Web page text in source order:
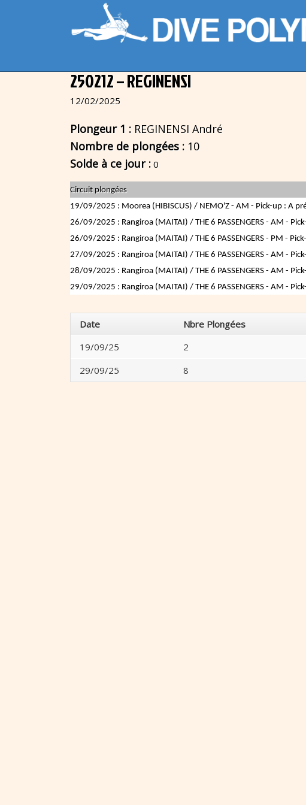
250212 – REGINENSI
12/02/2025
Plongeur 1 : REGINENSI André
Nombre de plongées : 10
Solde à ce jour : 0
Circuit plongées
19/09/2025 : Moorea (HIBISCUS) / NEMO'Z - AM - Pick-up : A
26/09/2025 : Rangiroa (MAITAI) / THE 6 PASSENGERS - AM -
26/09/2025 : Rangiroa (MAITAI) / THE 6 PASSENGERS - PM -
27/09/2025 : Rangiroa (MAITAI) / THE 6 PASSENGERS - AM -
28/09/2025 : Rangiroa (MAITAI) / THE 6 PASSENGERS - AM -
29/09/2025 : Rangiroa (MAITAI) / THE 6 PASSENGERS - AM -
Date Nbre Plongées
19/09/25
2
29/09/25
8